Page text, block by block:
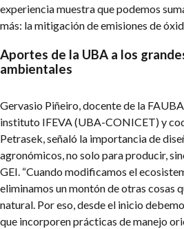
experiencia muestra que podemos
más: la mitigación de emisiones de
Aportes de la UBA a los
ambientales
Gervasio Piñeiro, docente de la
instituto IFEVA (UBA-CONICET) y
Petrasek, señaló la importancia de
agronómicos, no solo para producir,
GEI. “Cuando modificamos el
eliminamos un montón de otras cosas
natural. Por eso, desde el inicio
que incorporen prácticas de manejo